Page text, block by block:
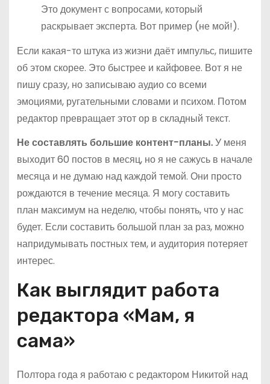
Это документ с вопросами, который
раскрывает эксперта. Вот пример (не мой!).
Если какая-то штука из жизни даёт импульс, пишите
об этом скорее. Это быстрее и кайфовее. Вот я не
пишу сразу, но записываю аудио со всеми
эмоциями, ругательными словами и психом. Потом
редактор превращает этот ор в складный текст.
Не составлять большие контент-планы.У меня
выходит 60 постов в месяц, но я не сажусь в начале
месяца и не думаю над каждой темой. Они просто
рождаются в течение месяца. Я могу составить
план максимум на неделю, чтобы понять, что у нас
будет. Если составить большой план за раз, можно
напридумывать постных тем, и аудитория потеряет
интерес.
Как выглядит работа
редактора «Мам, я
сама»
Полтора года я работаю с редактором Никитой над